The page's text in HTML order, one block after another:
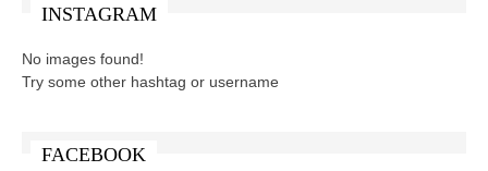
INSTAGRAM
No images found!
Try some other hashtag or username
FACEBOOK